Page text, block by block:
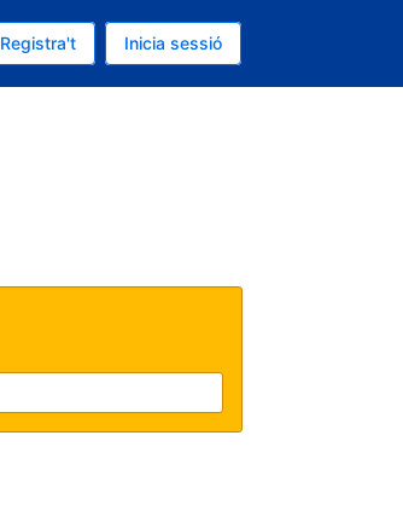
Registra't Inicia sessió